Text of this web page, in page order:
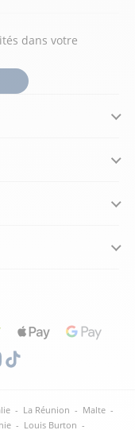
dans votre
- La Réunion - Malte -
- Louis Burton -